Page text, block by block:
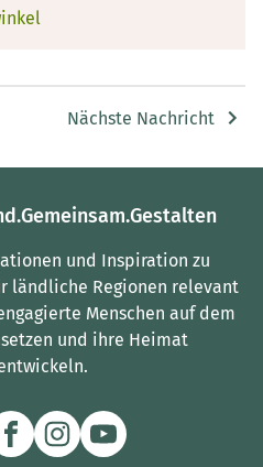
Nächste Nachricht
und Inspiration zu
ländliche Regionen relevant
Menschen auf dem
und ihre Heimat